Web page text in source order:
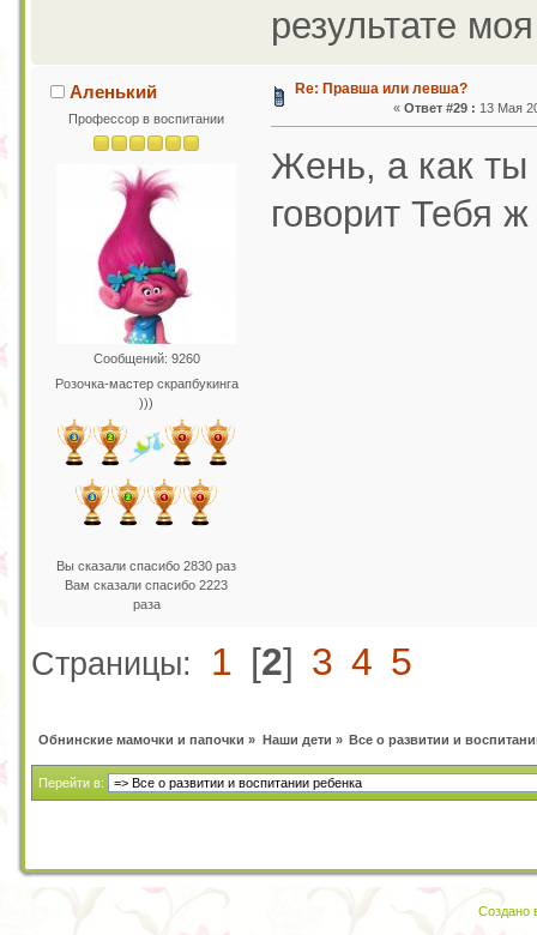
результате
Аленький
Профессор в воспитании
Сообщений: 9260
Розочка-мастер скрапбукинга
)))
Вы сказали спасибо 2830 раз
Вам сказали спасибо 2223
раза
Re: Правша или левша?
« Ответ #29 : 13 Мая
Жень, а как ты
говорит Тебя
Страницы: 1 [2] 3 4 5
Обнинские мамочки и папочки » Наши дети » Все о развитии и
Перейти в:
Создано